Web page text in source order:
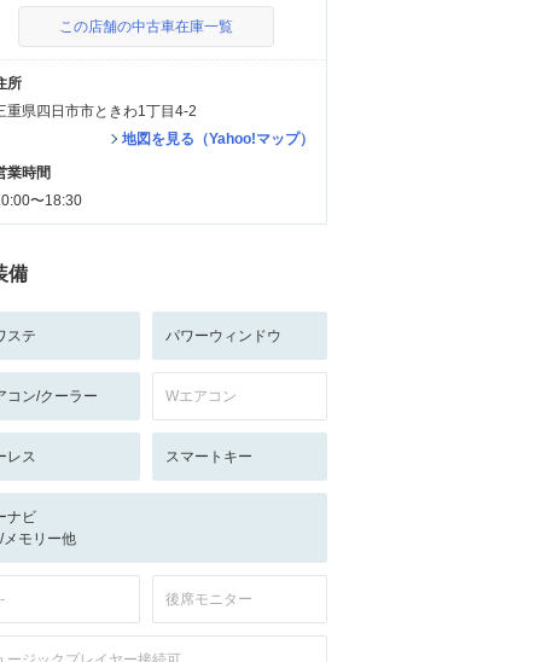
この店舗の中古車在庫一覧
所
重県四日市市ときわ1丁目4-2
地図を見る（Yahoo!マップ）
業時間
〜18:30
備
ステ パワーウィンドウ
コン/クーラー Wエアコン
レス スマートキー
ナビ
メモリー他
後席モニター